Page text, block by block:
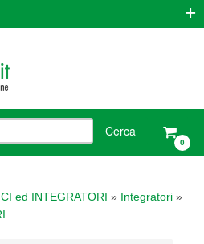
0
ed INTEGRATORI » Integratori »
+